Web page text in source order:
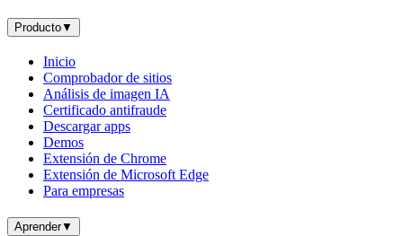
Producto▼
Inicio
Comprobador de sitios
Análisis de imagen IA
Certificado antifraude
Descargar apps
Demos
Extensión de Chrome
Extensión de Microsoft Edge
Para empresas
Aprender▼